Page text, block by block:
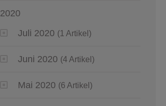
2020
Juli 2020 (1 Artikel)
Juni 2020 (4 Artikel)
Mai 2020 (6 Artikel)